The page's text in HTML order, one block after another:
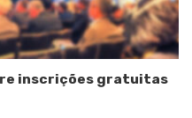
inscrições gratuitas